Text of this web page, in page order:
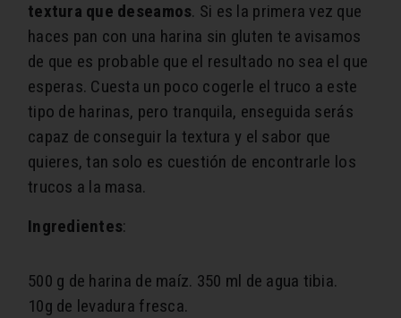
textura que deseamos. Si es la primera vez que
haces pan con una harina sin gluten te avisamos
de que es probable que el resultado no sea el que
esperas. Cuesta un poco cogerle el truco a este
tipo de harinas, pero tranquila, enseguida serás
capaz de conseguir la textura y el sabor que
quieres, tan solo es cuestión de encontrarle los
trucos a la masa.
Ingredientes:
500 g de harina de maíz. 350 ml de agua tibia.
10g de levadura fresca.